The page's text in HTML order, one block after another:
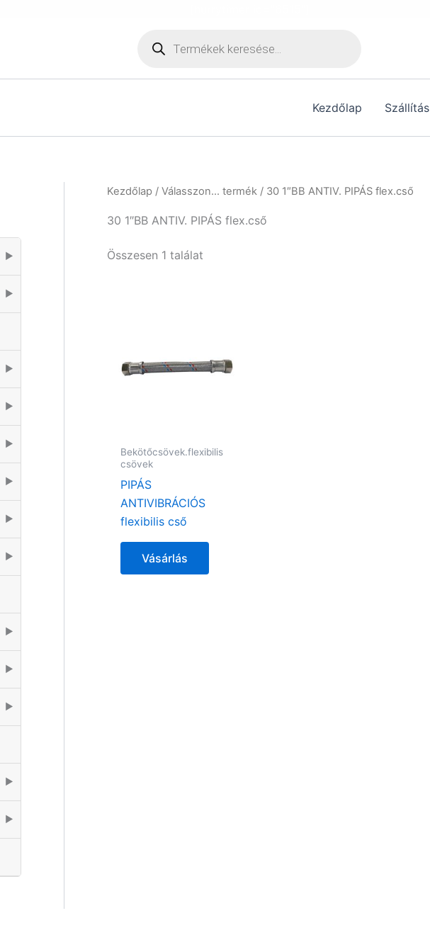
search
Kezdőlap Szállítás
▶
▶
▶
▶
▶
▶
▶
▶
▶
▶
▶
▶
▶
Kezdőlap / Válasszon... termék / 30 1″BB ANTIV. PIPÁS flex.cső
30 1″BB ANTIV. PIPÁS flex.cső
Összesen 1 találat
Bekötőcsövek.flexibilis
csövek
PIPÁS
ANTIVIBRÁCIÓS
flexibilis cső
Vásárlás